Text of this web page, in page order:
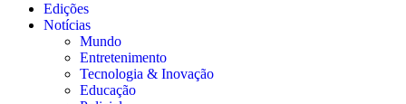
Edições
Notícias
Mundo
Entretenimento
Tecnologia & Inovação
Educação